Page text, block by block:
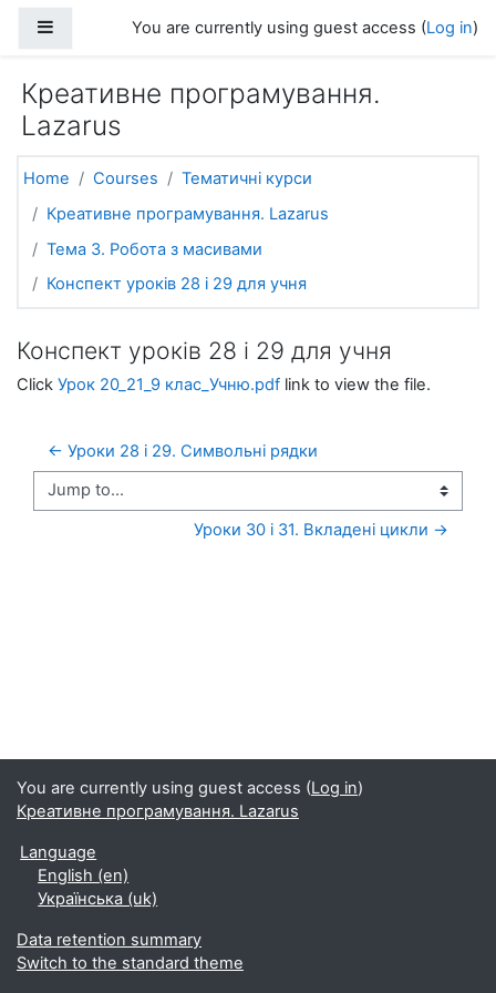
Side panelYou are currently using guest access (Log in)
Креативне програмування.
Lazarus
Home Courses
Тематичні курси
Креативне програмування. Lazarus
Тема 3. Робота з масивами
Конспект уроків 28 і 29 для учня
Конспект уроків 28 і 29 для учня
Click Урок 20_21_9 клас_Учню.pdf link to view the file.
← Уроки 28 і 29. Символьні рядки
Jump to...
Уроки 30 і 31. Вкладені цикли →
You are currently using guest access (Log in)
Креативне програмування. Lazarus
Language
English ‎(en)‎
Українська ‎(uk)‎
Data retention summary
Switch to the standard theme